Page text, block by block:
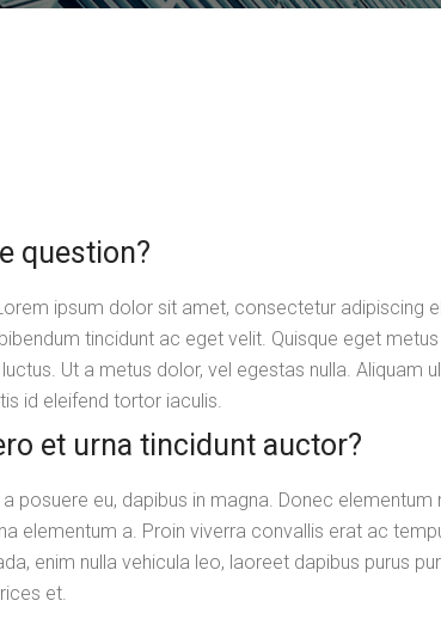
question?
ipsum dolor sit amet, consectetur adipiscing
tincidunt ac eget velit. Quisque eget
Ut a metus dolor, vel egestas nulla. Aliquam
id eleifend tortor iaculis.
et urna tincidunt auctor?
posuere eu, dapibus in magna. Donec
elementum a. Proin viverra convallis erat ac
enim nulla vehicula leo, laoreet dapibus purus
et.